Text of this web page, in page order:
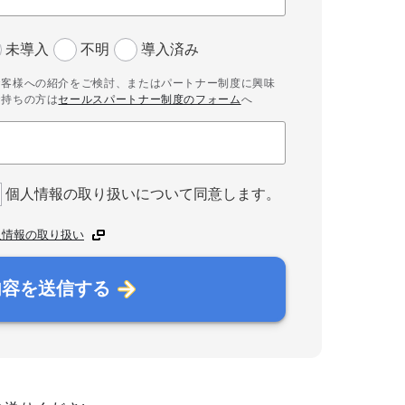
未導入 不明 導入済み
様への紹介をご検討、またはパートナー制度に興味
ちの方はセールスパートナー制度のフォームへ
個人情報の取り扱いについて同意します。
報の取り扱い
を送信する